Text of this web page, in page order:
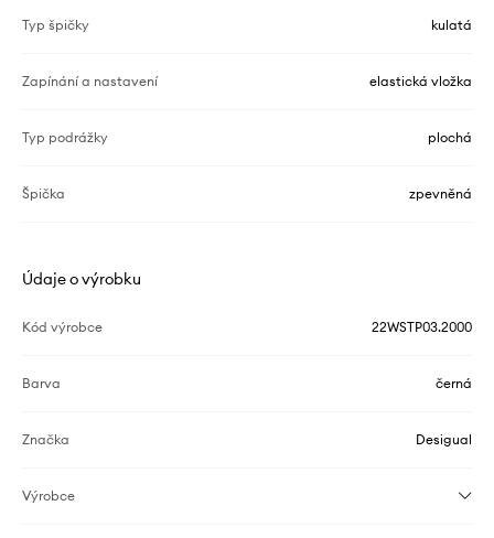
Typ špičky kulatá
Zapínání a nastavení elastická vložka
Typ podrážky plochá
Špička zpevněná
Údaje o výrobku
Kód výrobce 22WSTP03.2000
Barva černá
Značka Desigual
Výrobce